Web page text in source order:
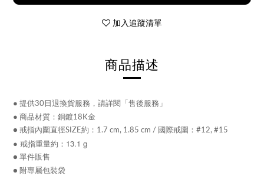
加入追蹤清單
商品描述
● 提供30日退換貨服務，請詳閱「售後服務」
● 商品材質：銅鍍18K金
● 戒指內圍直徑SIZE約：1.7 cm, 1.85 cm / 國際戒圍：#12, #15
● 戒指重量約：13.1 g
● 單件販售
● 附專屬包裝袋